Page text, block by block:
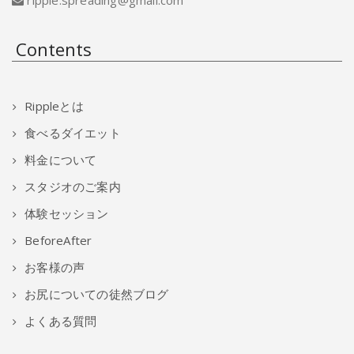
Contents
Rippleとは
食べるダイエット
料金について
スタジオのご案内
体験セッション
BeforeAfter
お客様の声
お尻についての徒然ブログ
よくある質問